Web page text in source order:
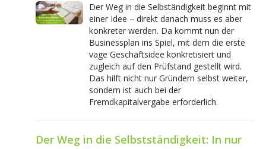
Der Weg in die Selbständigkeit beginnt mit
einer Idee – direkt danach muss es aber
konkreter werden. Da kommt nun der
Businessplan ins Spiel, mit dem die erste
vage Geschäftsidee konkretisiert und
zugleich auf den Prüfstand gestellt wird.
Das hilft nicht nur Gründern selbst weiter,
sondern ist auch bei der
Fremdkapitalvergabe erforderlich.
Der Weg in die Selbstständigkeit: In nur